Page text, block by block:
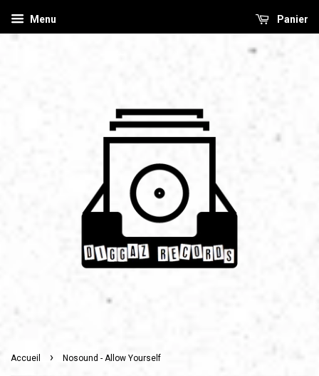
Menu Panier
Accueil › Nosound - Allow Yourself